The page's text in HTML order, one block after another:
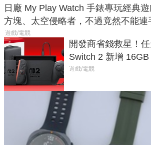
日廠 My Play Watch 手錶專玩經典
方塊、太空侵略者，不過竟然不能連
遊戲/電競
開發商省錢救星！
Switch 2 新增
戲卡的選擇
遊戲/電競